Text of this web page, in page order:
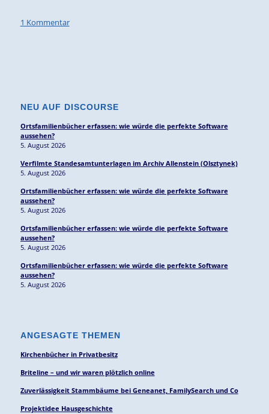
1 Kommentar
NEU AUF DISCOURSE
Ortsfamilienbücher erfassen: wie würde die perfekte Software
aussehen?
5. August 2026
Verfilmte Standesamtunterlagen im Archiv Allenstein (Olsztynek)
5. August 2026
Ortsfamilienbücher erfassen: wie würde die perfekte Software
aussehen?
5. August 2026
Ortsfamilienbücher erfassen: wie würde die perfekte Software
aussehen?
5. August 2026
Ortsfamilienbücher erfassen: wie würde die perfekte Software
aussehen?
5. August 2026
ANGESAGTE THEMEN
Kirchenbücher in Privatbesitz
Briteline – und wir waren plötzlich online
Zuverlässigkeit Stammbäume bei Geneanet, FamilySearch und Co
Projektidee Hausgeschichte